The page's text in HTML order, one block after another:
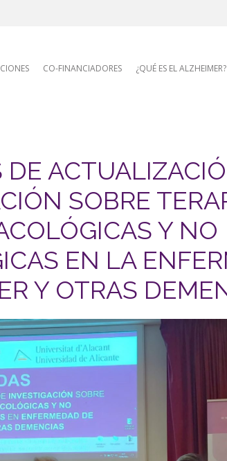
CO-FINANCIADORES ¿QUÉ ES EL ALZHEIMER?
DE
SOBRE
Y NO
EN LA
Y OTRAS